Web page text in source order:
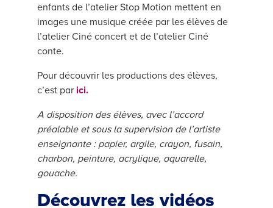
enfants de l’atelier Stop Motion mettent en
images une musique créée par les élèves de
l’atelier Ciné concert et de l’atelier Ciné
conte.
Pour découvrir les productions des élèves,
c’est par ici.
A disposition des élèves, avec l’accord
préalable et sous la supervision de l’artiste
enseignante : papier, argile, crayon, fusain,
charbon, peinture, acrylique, aquarelle,
gouache.
Découvrez les vidéos